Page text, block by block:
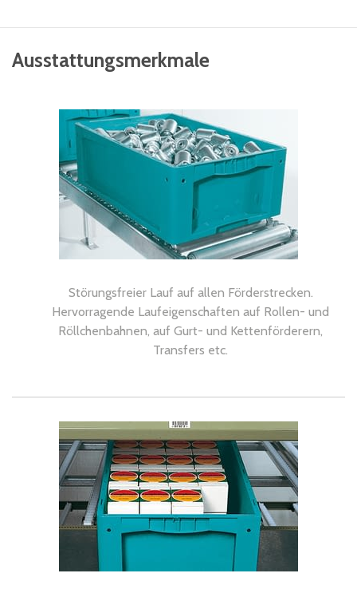
Ausstattungsmerkmale
Störungsfreier Lauf auf allen Förderstrecken.
Hervorragende Laufeigenschaften auf Rollen- und
Röllchenbahnen, auf Gurt- und Kettenförderern,
Transfers etc.